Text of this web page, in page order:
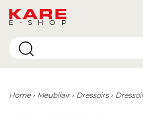
E-SHOP
Home Meubilair Dressoirs